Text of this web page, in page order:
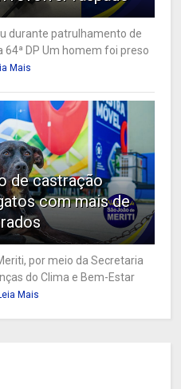
durante patrulhamento de
DP Um homem foi preso
Mais
de castração
com mais de
por meio da Secretaria
do Clima e Bem-Estar
Mais